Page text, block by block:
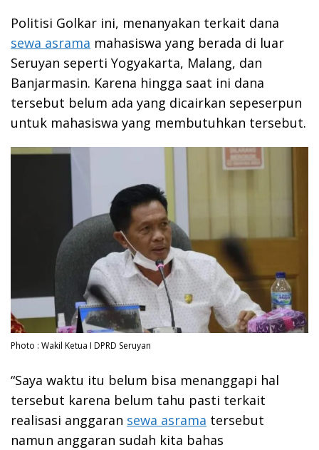
Politisi Golkar ini, menanyakan terkait dana
sewa asrama mahasiswa yang berada di luar
Seruyan seperti Yogyakarta, Malang, dan
Banjarmasin. Karena hingga saat ini dana
tersebut belum ada yang dicairkan sepeserpun
untuk mahasiswa yang membutuhkan tersebut.
Photo : Wakil Ketua I DPRD Seruyan
“Saya waktu itu belum bisa menanggapi hal
tersebut karena belum tahu pasti terkait
realisasi anggaran sewa asrama tersebut
namun anggaran sudah kita bahas